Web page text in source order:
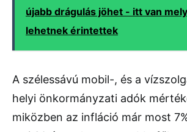
újabb drágulás jöhet - itt van
lehetnek érintettek
A szélessávú mobil-, és a
helyi önkormányzati adók
miközben az infláció már most